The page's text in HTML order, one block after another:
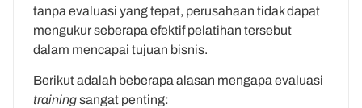
tanpa evaluasi yang tepat, perusahaan tidak dapat
mengukur seberapa efektif pelatihan tersebut
dalam mencapai tujuan bisnis.
Berikut adalah beberapa alasan mengapa evaluasi
trainingsangat penting: